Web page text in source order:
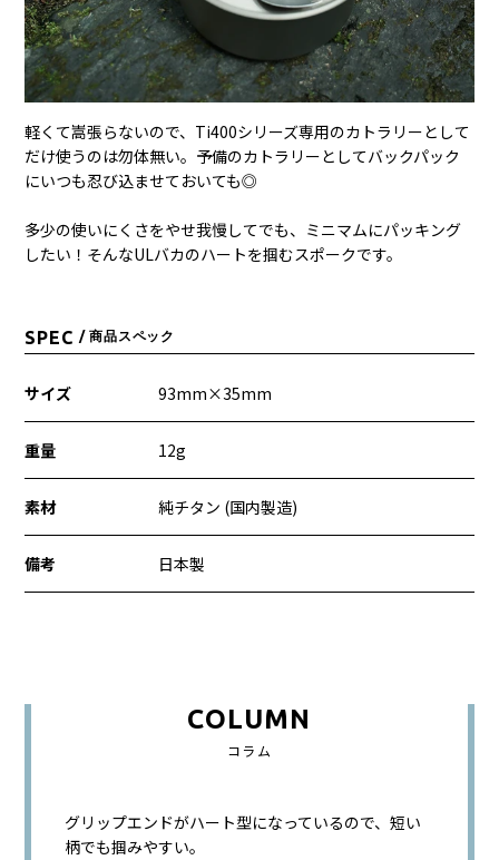
軽くて嵩張らないので、Ti400シリーズ専用のカトラリーとして
だけ使うのは勿体無い。予備のカトラリーとしてバックパック
にいつも忍び込ませておいても◎
多少の使いにくさをやせ我慢してでも、ミニマムにパッキング
したい！そんなULバカのハートを掴むスポークです。
SPEC / 商品スペック
サイズ 93mm×35mm
重量 12g
素材 純チタン (国内製造)
備考 日本製
COLUMN
コラム
グリップエンドがハート型になっているので、短い
柄でも掴みやすい。